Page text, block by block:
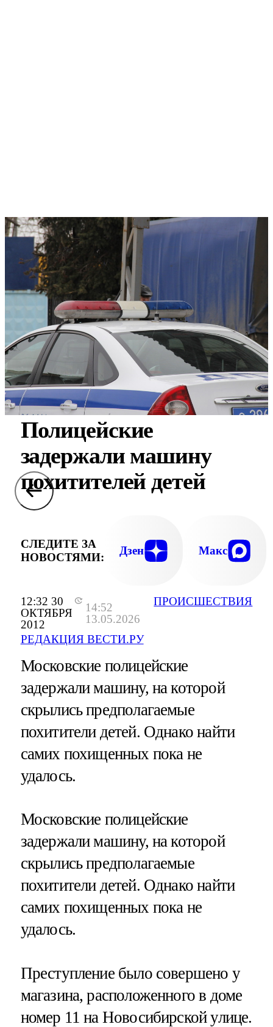
12:32 30
ОКТЯБРЯ
2012
14:52
13.05.2026
РЕДАКЦИЯ ВЕСТИ.РУ
ПРОИСШЕСТВИЯ
Полицейские
задержали машину
похитителей детей
СЛЕДИТЕ ЗА
НОВОСТЯМИ:
Дзен Макс
Московские полицейские
задержали машину, на которой
скрылись предполагаемые
похитители детей. Однако найти
самих похищенных пока не
удалось.
Московские полицейские
задержали машину, на которой
скрылись предполагаемые
похитители детей. Однако найти
самих похищенных пока не
удалось.
Преступление было совершено у
магазина, расположенного в доме
номер 11 на Новосибирской улице.